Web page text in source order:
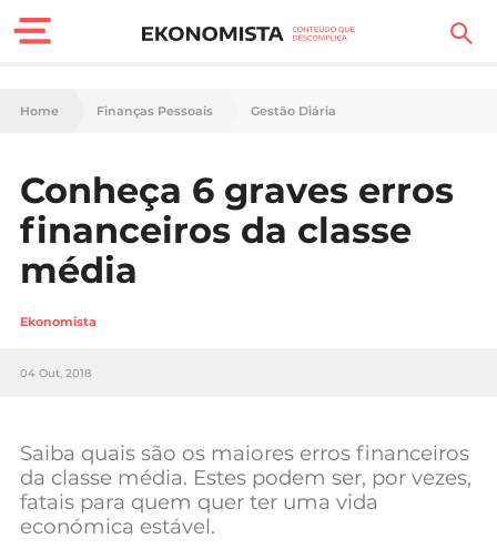
Finanças Pessoais
Carreira
Casa
Lifestyle
Sociedade
Negócios
Mundial 2026
Home Finanças Pessoais Gestão Diária
Conheça 6 graves erros
financeiros da classe
média
Ekonomista
04 Out, 2018
Saiba quais são os maiores erros financeiros
da classe média. Estes podem ser, por vezes,
fatais para quem quer ter uma vida
económica estável.